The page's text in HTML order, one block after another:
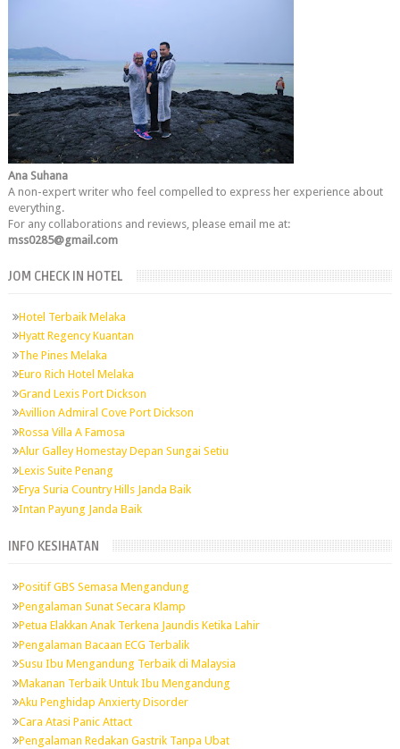
Ana Suhana
A non-expert writer who feel compelled to express her experience about
everything.
For any collaborations and reviews, please email me at:
mss0285@gmail.com
JOM CHECK IN HOTEL
Hotel Terbaik Melaka
Hyatt Regency Kuantan
The Pines Melaka
Euro Rich Hotel Melaka
Grand Lexis Port Dickson
Avillion Admiral Cove Port Dickson
Rossa Villa A Famosa
Alur Galley Homestay Depan Sungai Setiu
Lexis Suite Penang
Erya Suria Country Hills Janda Baik
Intan Payung Janda Baik
INFO KESIHATAN
Positif GBS Semasa Mengandung
Pengalaman Sunat Secara Klamp
Petua Elakkan Anak Terkena Jaundis Ketika Lahir
Pengalaman Bacaan ECG Terbalik
Susu Ibu Mengandung Terbaik di Malaysia
Makanan Terbaik Untuk Ibu Mengandung
Aku Penghidap Anxierty Disorder
Cara Atasi Panic Attact
Pengalaman Redakan Gastrik Tanpa Ubat